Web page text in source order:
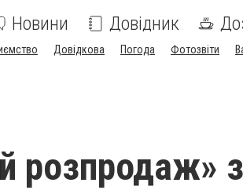
Новини Довідник
Довідкова Погода Фотозвіти
розпродаж»